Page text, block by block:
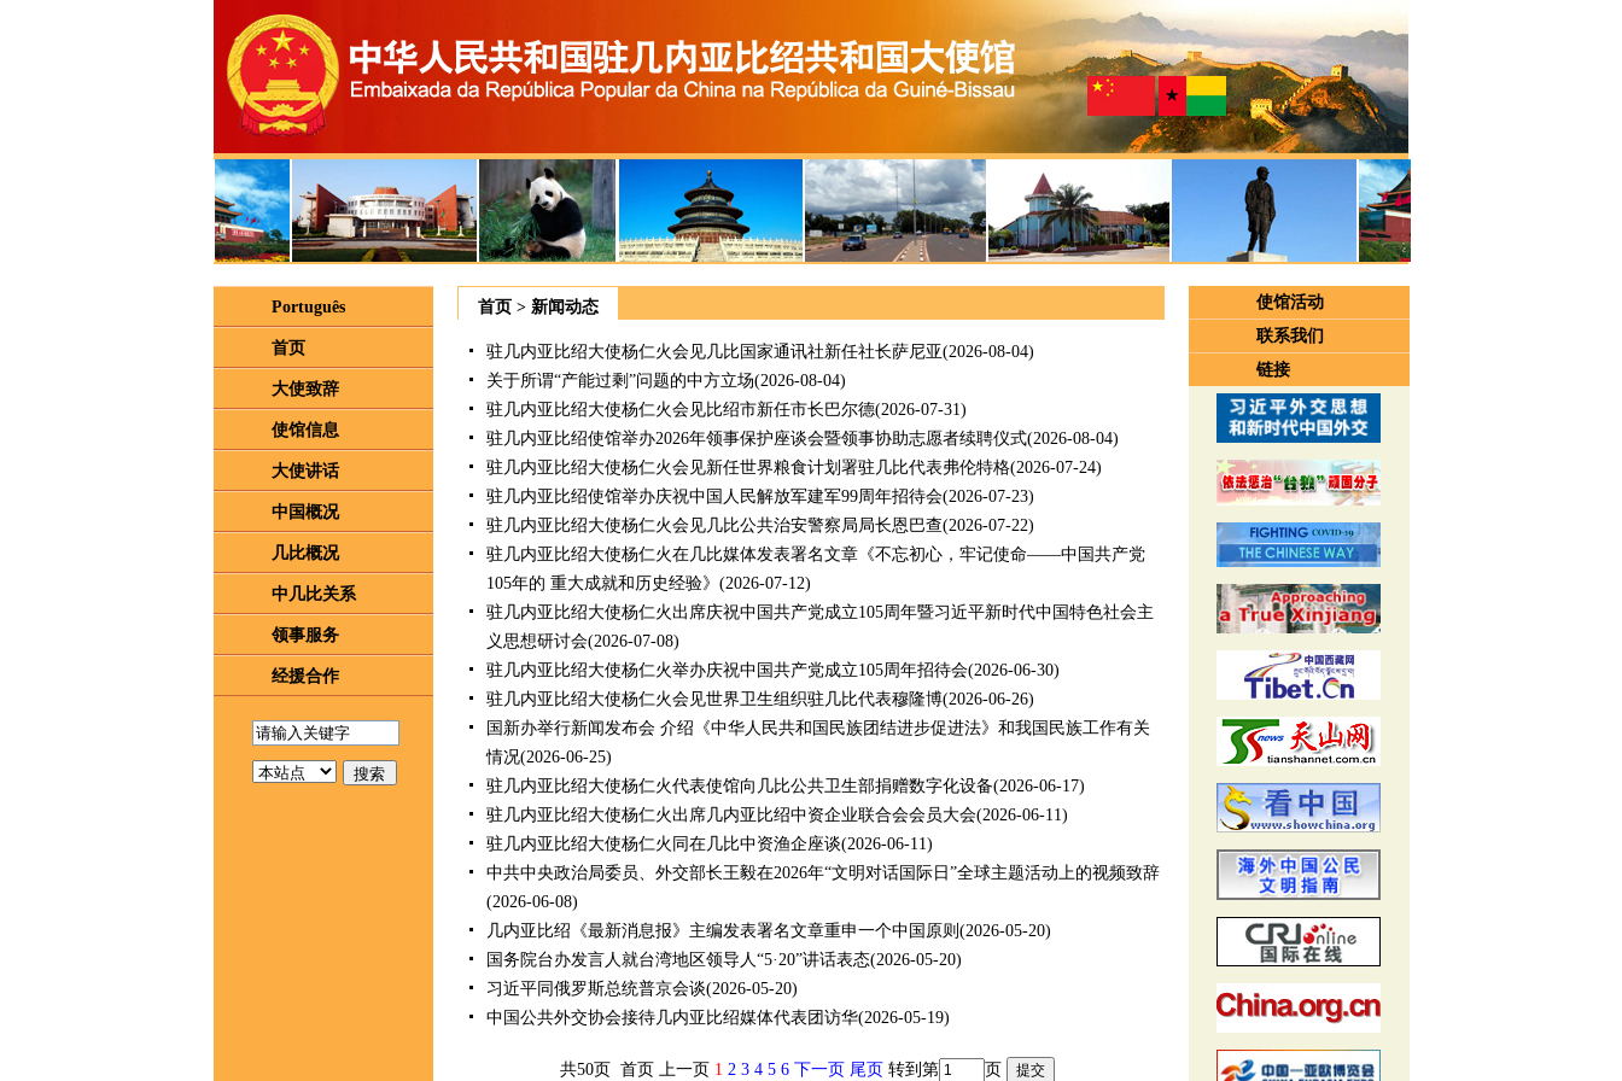
Português
首页
大使致辞
使馆信息
大使讲话
中国概况
几比概况
中几比关系
领事服务
经援合作
首页> 新闻动态
驻几内亚比绍大使杨仁火会见几比国家通讯社新任社长萨尼亚(2026-08-04)
关于所谓“产能过剩”问题的中方立场(2026-08-04)
驻几内亚比绍大使杨仁火会见比绍市新任市长巴尔德(2026-07-31)
驻几内亚比绍使馆举办2026年领事保护座谈会暨领事协助志愿者续聘仪式(2026-08-04)
驻几内亚比绍大使杨仁火会见新任世界粮食计划署驻几比代表弗伦特格(2026-07-24)
驻几内亚比绍使馆举办庆祝中国人民解放军建军99周年招待会(2026-07-23)
驻几内亚比绍大使杨仁火会见几比公共治安警察局局长恩巴查(2026-07-22)
驻几内亚比绍大使杨仁火在几比媒体发表署名文章《不忘初心，牢记使命——中国共产党
105年的 重大成就和历史经验》 (2026-07-12)
驻几内亚比绍大使杨仁火出席庆祝中国共产党成立105周年暨习近平新时代中国特色社会主
义思想研讨会(2026-07-08)
驻几内亚比绍大使杨仁火举办庆祝中国共产党成立105周年招待会(2026-06-30)
驻几内亚比绍大使杨仁火会见世界卫生组织驻几比代表穆隆博(2026-06-26)
国新办举行新闻发布会 介绍《中华人民共和国民族团结进步促进法》和我国民族工作有关
情况(2026-06-25)
驻几内亚比绍大使杨仁火代表使馆向几比公共卫生部捐赠数字化设备(2026-06-17)
驻几内亚比绍大使杨仁火出席几内亚比绍中资企业联合会会员大会(2026-06-11)
驻几内亚比绍大使杨仁火同在几比中资渔企座谈(2026-06-11)
中共中央政治局委员、外交部长王毅在2026年“文明对话国际日”全球主题活动上的视频致辞
(2026-06-08)
几内亚比绍《最新消息报》主编发表署名文章重申一个中国原则 (2026-05-20)
国务院台办发言人就台湾地区领导人“5·20”讲话表态(2026-05-20)
习近平同俄罗斯总统普京会谈(2026-05-20)
中国公共外交协会接待几内亚比绍媒体代表团访华(2026-05-19)
共50页 首页 上一页 1 2 3 4 5 6 下一页 尾页 转到第 页
使馆活动
联系我们
链接